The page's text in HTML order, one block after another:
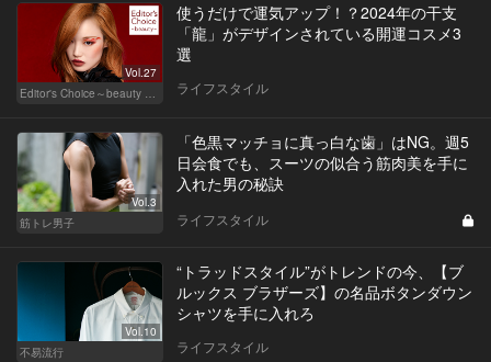
Vol.27
Editor's Choice～beauty & wellness～
使うだけで運気アップ！？2024年の干支
「龍」がデザインされている開運コスメ3
選
ライフスタイル
Vol.3
筋トレ男子
「色黒マッチョに真っ白な歯」はNG。週5
日会食でも、スーツの似合う筋肉美を手に
入れた男の秘訣
ライフスタイル
Vol.10
不易流行
“トラッドスタイル”がトレンドの今、【ブ
ルックス ブラザーズ】の名品ボタンダウン
シャツを手に入れろ
ライフスタイル